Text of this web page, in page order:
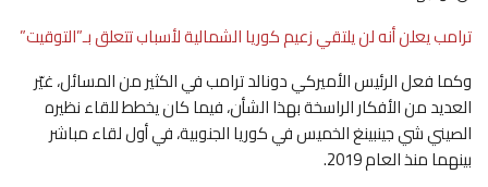
ترامب يعلن أنه لن يلتقي زعيم كوريا الشمالية لأسباب تتعلق بـ”التوقيت”
وكما فعل الرئيس الأميركي دونالد ترامب في الكثير من المسائل، غيّر
العديد من الأفكار الراسخة بهذا الشأن، فيما كان يخطط للقاء نظيره
الصيني شي جينبينغ الخميس في كوريا الجنوبية، في أول لقاء مباشر
بينهما منذ العام 2019.